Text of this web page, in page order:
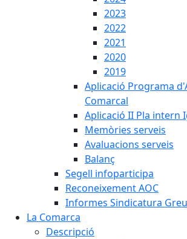
2023
2022
2021
2020
2019
Aplicació Programa
Comarcal
Aplicació II Pla intern
Memòries serveis
Avaluacions serveis
Balanç
Segell infoparticipa
Reconeixement AOC
Informes Sindicatura
La Comarca
Descripció